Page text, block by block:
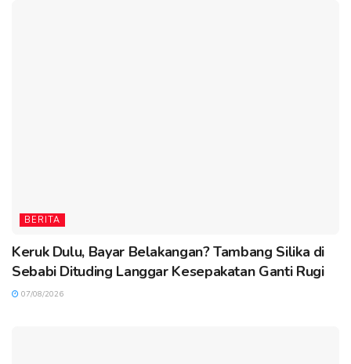
BERITA
Keruk Dulu, Bayar Belakangan? Tambang Silika di
Sebabi Dituding Langgar Kesepakatan Ganti Rugi
07/08/2026